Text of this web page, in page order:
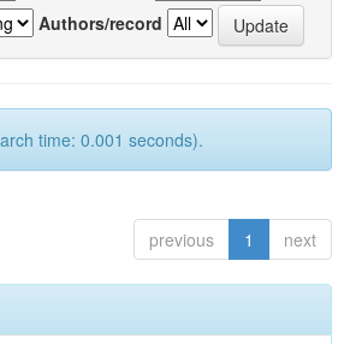
Authors/record
time: 0.001 seconds).
previous 1 next